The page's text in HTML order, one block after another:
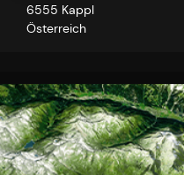
6555 Kappl
Österreich